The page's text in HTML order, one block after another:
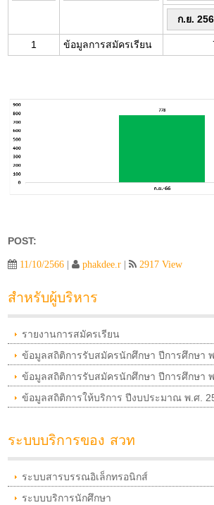
ก.ย.
1 ข้อมูลการสมัครเรียน
POST:
11/10/2566 | phakdee.r | 2917 View
สำหรับผู้บริหาร
รายงานการสมัครเรียน
ข้อมูลสถิติการรับสมัครนักศึกษา ปีการศึกษา
ข้อมูลสถิติการรับสมัครนักศึกษา ปีการศึกษา
ข้อมูลสถิติการให้บริการ ปีงบประมาณ พ.ศ.
ระบบบริการของ สวท
ระบบสารบรรณอิเล็กทรอนิกส์
ระบบบริการนักศึกษา